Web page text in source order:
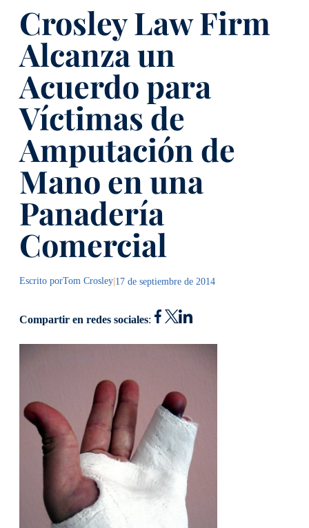
Crosley Law Firm
Alcanza un
Acuerdo para
Víctimas de
Amputación de
Mano en una
Panadería
Comercial
Escrito porTom Crosley|17 de septiembre de 2014
Compartir en redes sociales: